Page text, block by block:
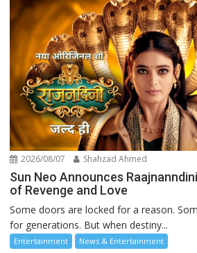
2026/08/07 Shahzad Ahmed
Sun Neo Announces
of Revenge and Love
Some doors are locked for a reason.
for generations. But when destiny...
Entertainment News & Entertainment